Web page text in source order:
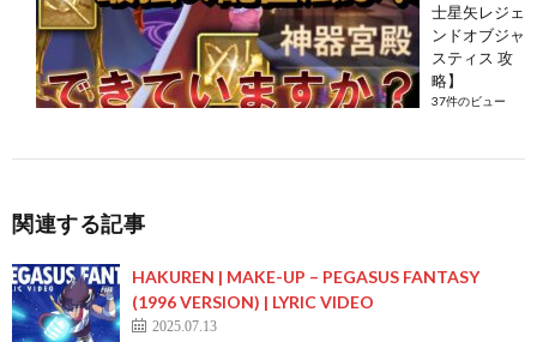
士星矢レジェ
ンドオブジャ
スティス 攻
略】
37件のビュー
関連する記事
HAKUREN | MAKE-UP – PEGASUS FANTASY
(1996 VERSION) | LYRIC VIDEO
2025.07.13